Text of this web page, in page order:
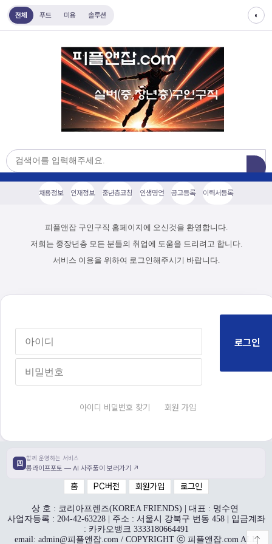
전체 푸드 미용 솔루션 ◐
채용정보 인재정보 중년층코칭 인생명언 공고등록 이력서등록
피플앤잡 구인구직 홈페이지에 오신것을 환영합니다.
저희는 중장년층 모든 분들의 취업에 도움을 드리려고 합니다.
서비스 이용을 위하여 로그인해주시기 바랍니다.
아이디 비밀번호 찾기 회원 가입
四
함께 운영하는 서비스
롱라이프포토 — AI 사주풀이 보러가기 ↗
홈 PC버전 회원가입 로그인
상 호 : 코리아프렌즈(KOREA FRIENDS) | 대표 : 명수연
사업자등록 : 204-42-63228 | 주소 : 서울시 강북구 번동 458 | 입금계좌
: 카카오뱅크 3333180664491
email: admin@피플앤잡.com / COPYRIGHT ⓒ 피플앤잡.com ALL